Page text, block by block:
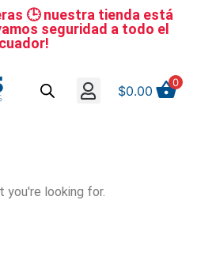
🕒 nuestra tienda está
seguridad a todo el
$0.00
0
you're looking for.